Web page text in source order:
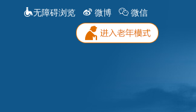
无障碍浏览 微博 微信